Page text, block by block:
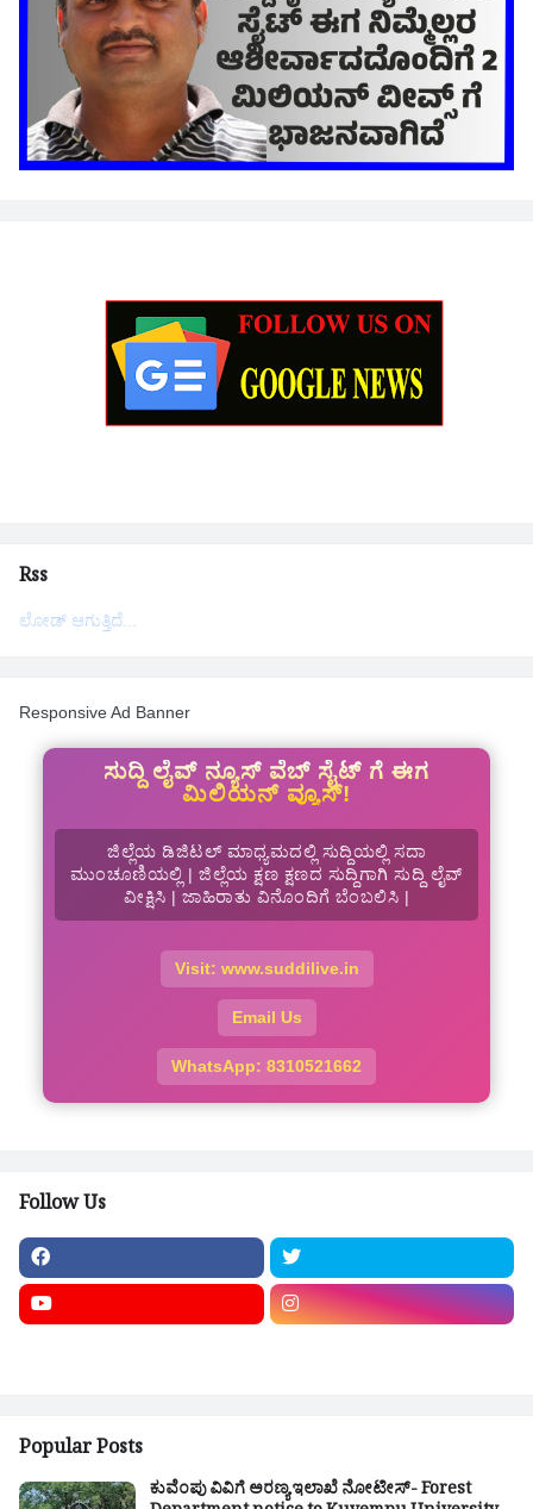
Rss
ಲೋಡ್ ಆಗುತ್ತಿದೆ...
Responsive Ad Banner
ಸುದ್ದಿ ಲೈವ್ ನ್ಯೂಸ್ ವೆಬ್ ಸೈಟ್ ಗೆ ಈಗ
ಮಿಲಿಯನ್ ವ್ಯೂಸ್!
ಜಿಲ್ಲೆಯ ಡಿಜಿಟಲ್ ಮಾಧ್ಯಮದಲ್ಲಿ ಸುದ್ದಿಯಲ್ಲಿ ಸದಾ
ಮುಂಚೂಣಿಯಲ್ಲಿ | ಜಿಲ್ಲೆಯ ಕ್ಷಣ ಕ್ಷಣದ ಸುದ್ದಿಗಾಗಿ ಸುದ್ದಿ ಲೈವ್
ವೀಕ್ಷಿಸಿ | ಜಾಹಿರಾತು ವಿನೊಂದಿಗೆ ಬೆಂಬಲಿಸಿ |
Visit: www.suddilive.in
Email Us
WhatsApp: 8310521662
Follow Us
Popular Posts
ಕುವೆಂಪು ವಿವಿಗೆ ಅರಣ್ಯ ಇಲಾಖೆ ನೋಟೀಸ್- Forest